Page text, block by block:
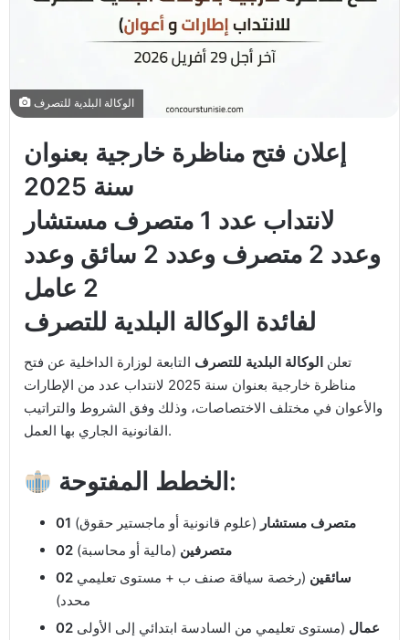
الوكالة البلدية للتصرف
إعلان فتح مناظرة خارجية بعنوان
سنة 2025
لانتداب عدد 1 متصرف مستشار
وعدد 2 متصرف وعدد 2 سائق وعدد
2 عامل
لفائدة الوكالة البلدية للتصرف
تعلن الوكالة البلدية للتصرف التابعة لوزارة الداخلية عن فتح
مناظرة خارجية بعنوان سنة 2025 لانتداب عدد من الإطارات
والأعوان في مختلف الاختصاصات، وذلك وفق الشروط والتراتيب
القانونية الجاري بها العمل.
الخطط المفتوحة:
01 متصرف مستشار (علوم قانونية أو ماجستير حقوق)
02 متصرفين (مالية أو محاسبة)
02 سائقين (رخصة سياقة صنف ب + مستوى تعليمي
محدد)
02 عمال (مستوى تعليمي من السادسة ابتدائي إلى الأولى